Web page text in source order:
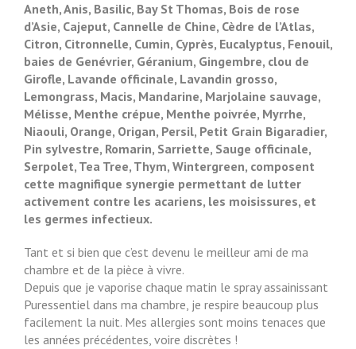
Aneth, Anis, Basilic, Bay St Thomas, Bois de rose
d’Asie, Cajeput, Cannelle de Chine, Cèdre de l’Atlas,
Citron, Citronnelle, Cumin, Cyprès, Eucalyptus, Fenouil,
baies de Genévrier, Géranium, Gingembre, clou de
Girofle, Lavande officinale, Lavandin grosso,
Lemongrass, Macis, Mandarine, Marjolaine sauvage,
Mélisse, Menthe crépue, Menthe poivrée, Myrrhe,
Niaouli, Orange, Origan, Persil, Petit Grain Bigaradier,
Pin sylvestre, Romarin, Sarriette, Sauge officinale,
Serpolet, Tea Tree, Thym, Wintergreen, composent
cette magnifique synergie permettant de lutter
activement contre les acariens, les moisissures, et
les germes infectieux.
Tant et si bien que c’est devenu le meilleur ami de ma
chambre et de la pièce à vivre.
Depuis que je vaporise chaque matin le spray assainissant
Puressentiel dans ma chambre, je respire beaucoup plus
facilement la nuit. Mes allergies sont moins tenaces que
les années précédentes, voire discrètes !